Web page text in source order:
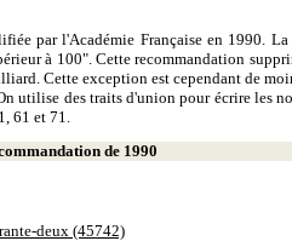
par l'Académie Française en 1990.
à 100". Cette recommandation
Cette exception est cependant de
utilise des traits d'union pour écrire les
61 et 71.
de 1990
deux (45742)